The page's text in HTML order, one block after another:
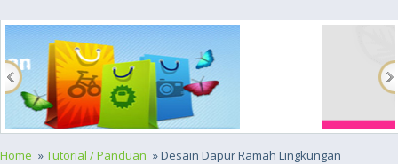
Home »Tutorial / Panduan » Desain Dapur Ramah Lingkungan